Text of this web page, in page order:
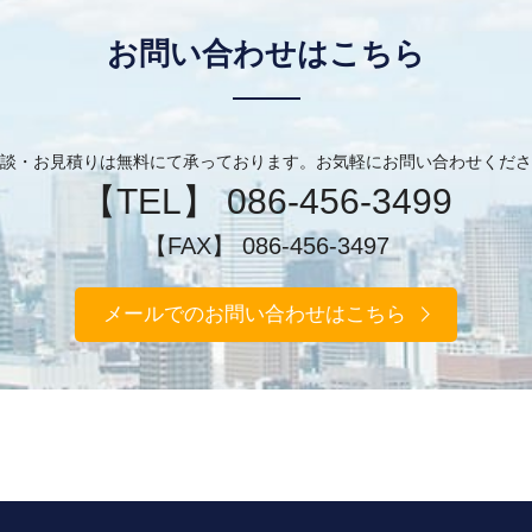
お問い合わせはこちら
・お見積りは無料にて承っております。お気軽にお問い合わせくだ
【TEL】 086-456-3499
【FAX】 086-456-3497
メールでのお問い合わせはこちら